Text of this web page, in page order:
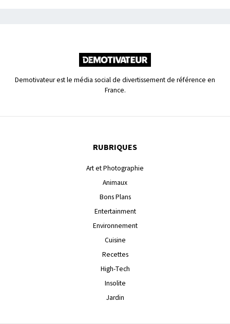
Demotivateur est le média social de divertissement de référence en
France.
RUBRIQUES
Art et Photographie
Animaux
Bons Plans
Entertainment
Environnement
Cuisine
Recettes
High-Tech
Insolite
Jardin